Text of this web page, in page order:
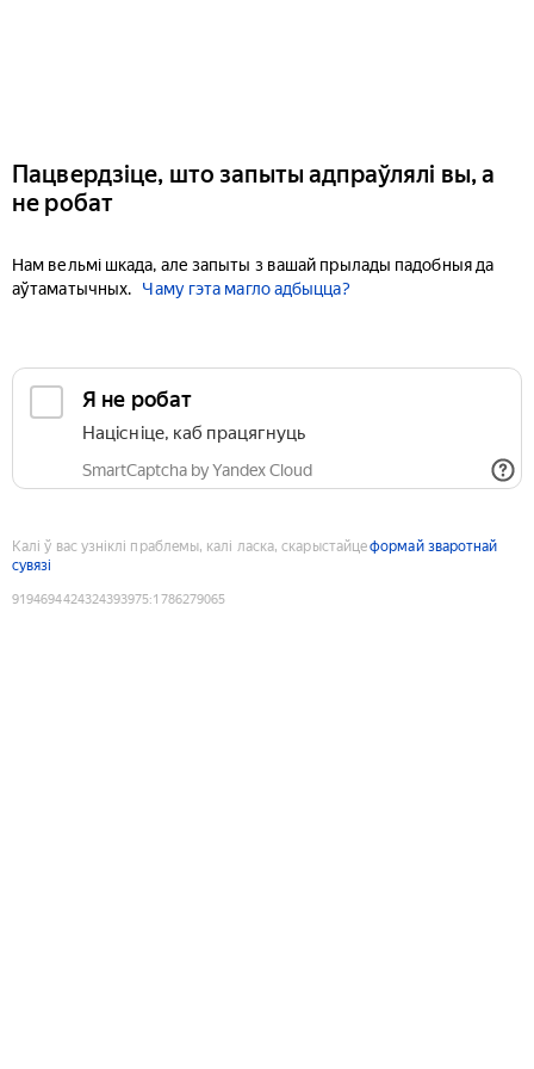
Пацвердзіце, што запыты адпраўлялі вы, а
не робат
Нам вельмі шкада, але запыты з вашай прылады падобныя да
аўтаматычных.
Чаму гэта магло адбыцца?
Я не робат
Націсніце, каб працягнуць
SmartCaptcha by Yandex Cloud
Калі ў вас узніклі праблемы, калі ласка, скарыстайцеформай зваротнай
сувязі
9194694424324393975:1786279065